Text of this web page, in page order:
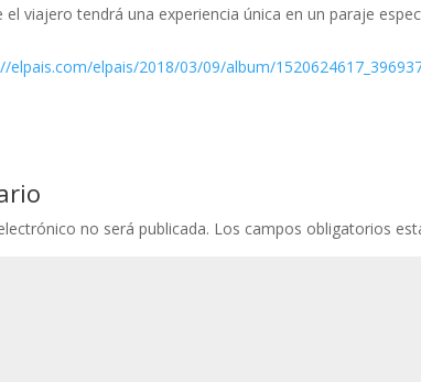
viajero tendrá una experiencia única en un paraje
elpais.com/elpais/2018/03/09/album/
no será publicada. Los campos obligatorios